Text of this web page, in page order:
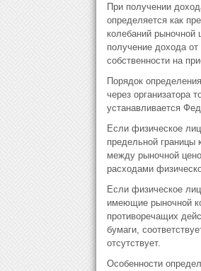
При получении
определяется как
колебаний рыночной
получение дохода
собственности на
Порядок
через организатора
устанавливается
Если физическое
предельной границы
между рыночной
расходами
Если физическое
имеющие рыночной
противоречащих
бумаги,
отсутствует.
Особенности